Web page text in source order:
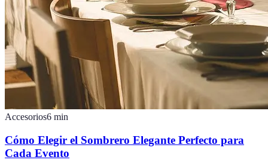
Accesorios6 min
Cómo Elegir el Sombrero Elegante Perfecto para
Cada Evento